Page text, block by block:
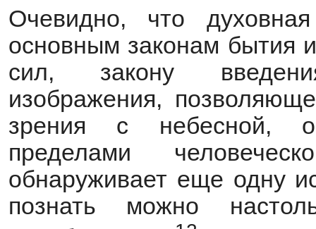
Очевидно, что
основным законам бытия
сил, закону
изображения,
зрения с небесной,
пределами
обнаруживает еще одну
познать можно